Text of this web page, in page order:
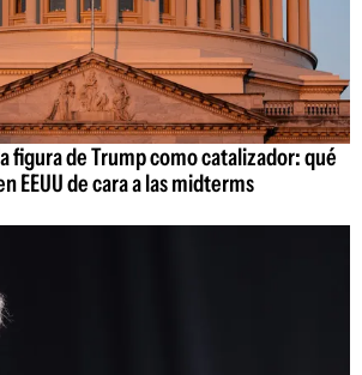
figura de Trump como catalizador: qué
EEUU de cara a las midterms